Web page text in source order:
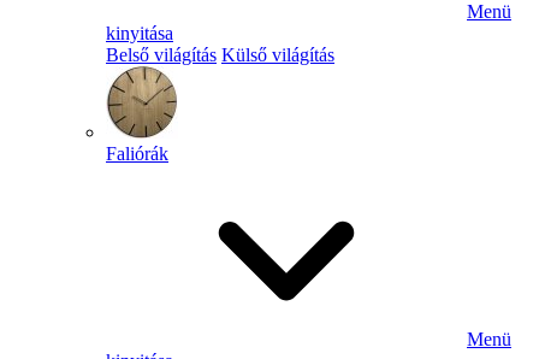
Menü
kinyitása
Belső világítás Külső világítás
Faliórák
Menü